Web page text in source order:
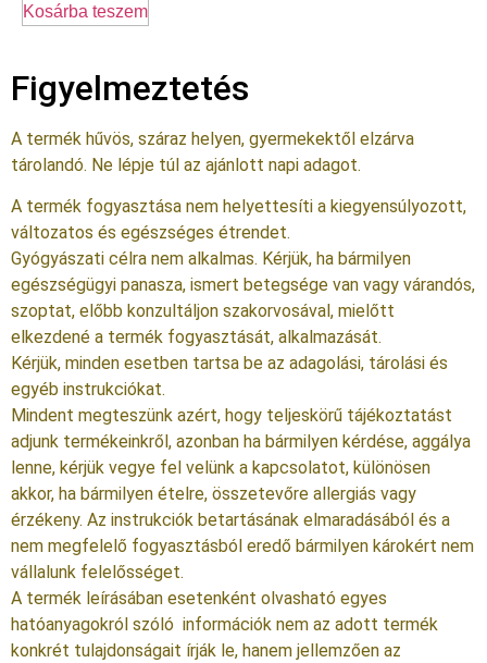
Kosárba teszem
Figyelmeztetés
A termék hűvös, száraz helyen, gyermekektől elzárva
tárolandó. Ne lépje túl az ajánlott napi adagot.
A termék fogyasztása nem helyettesíti a kiegyensúlyozott,
változatos és egészséges étrendet.
Gyógyászati célra nem alkalmas. Kérjük, ha bármilyen
egészségügyi panasza, ismert betegsége van vagy várandós,
szoptat, előbb konzultáljon szakorvosával, mielőtt
elkezdené a termék fogyasztását, alkalmazását.
Kérjük, minden esetben tartsa be az adagolási, tárolási és
egyéb instrukciókat.
Mindent megteszünk azért, hogy teljeskörű tájékoztatást
adjunk termékeinkről, azonban ha bármilyen kérdése, aggálya
lenne, kérjük vegye fel velünk a kapcsolatot, különösen
akkor, ha bármilyen ételre, összetevőre allergiás vagy
érzékeny. Az instrukciók betartásának elmaradásából és a
nem megfelelő fogyasztásból eredő bármilyen károkért nem
vállalunk felelősséget.
A termék leírásában esetenként olvasható egyes
hatóanyagokról szóló információk nem az adott termék
konkrét tulajdonságait írják le, hanem jellemzően az